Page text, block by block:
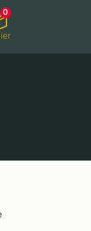
0